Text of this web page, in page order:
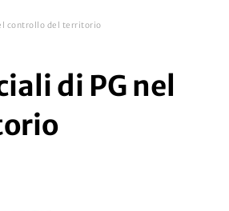
controllo del territorio
di PG nel